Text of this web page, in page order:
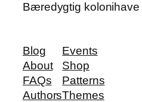
Bæredygtig
Blog
About
FAQs
Authors
Events
Shop
Patterns
Themes